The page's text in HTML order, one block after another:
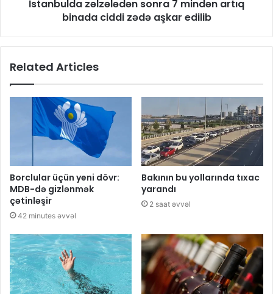
İstanbulda zəlzələdən sonra 7 mindən artıq
binada ciddi zədə aşkar edilib
Related Articles
Borclular üçün yeni dövr:
MDB-də gizlənmək
çətinləşir
42 minutes əvvəl
Bakının bu yollarında tıxac
yarandı
2 saat əvvəl